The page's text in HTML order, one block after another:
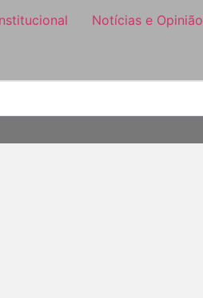
Notícias e Opinião